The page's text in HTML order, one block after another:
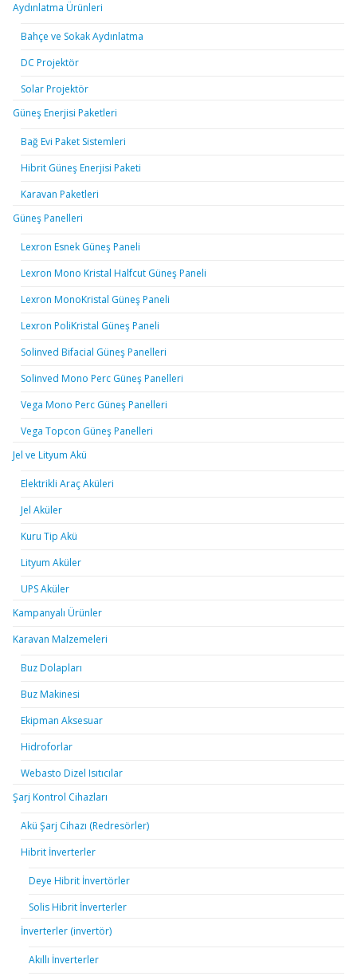
Aydınlatma Ürünleri
Bahçe ve Sokak Aydınlatma
DC Projektör
Solar Projektör
Güneş Enerjisi Paketleri
Bağ Evi Paket Sistemleri
Hibrit Güneş Enerjisi Paketi
Karavan Paketleri
Güneş Panelleri
Lexron Esnek Güneş Paneli
Lexron Mono Kristal Halfcut Güneş Paneli
Lexron MonoKristal Güneş Paneli
Lexron PoliKristal Güneş Paneli
Solinved Bifacial Güneş Panelleri
Solinved Mono Perc Güneş Panelleri
Vega Mono Perc Güneş Panelleri
Vega Topcon Güneş Panelleri
Jel ve Lityum Akü
Elektrikli Araç Aküleri
Jel Aküler
Kuru Tip Akü
Lityum Aküler
UPS Aküler
Kampanyalı Ürünler
Karavan Malzemeleri
Buz Dolapları
Buz Makinesi
Ekipman Aksesuar
Hidroforlar
Webasto Dizel Isıtıcılar
Şarj Kontrol Cihazları
Akü Şarj Cihazı (Redresörler)
Hibrit İnverterler
Deye Hibrit İnvertörler
Solis Hibrit İnverterler
İnverterler (invertör)
Akıllı İnverterler